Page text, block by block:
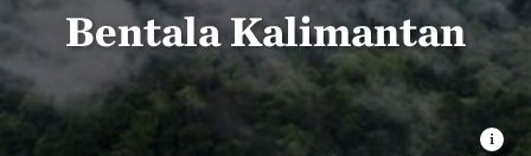
Bentala Kalimantan